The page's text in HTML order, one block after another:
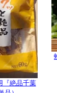
『絶品千葉